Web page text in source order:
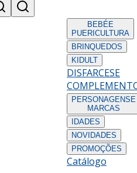
BEBÉE
PUERICULTURA
BRINQUEDOS
KIDULT
DISFARCESE
PERSONAGENS E
MARCAS
IDADES
NOVIDADES
PROMOÇÕES
Catálogo